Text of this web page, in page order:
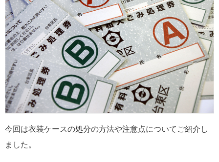
今回は衣装ケースの処分の方法や注意点についてご紹介し
ました。